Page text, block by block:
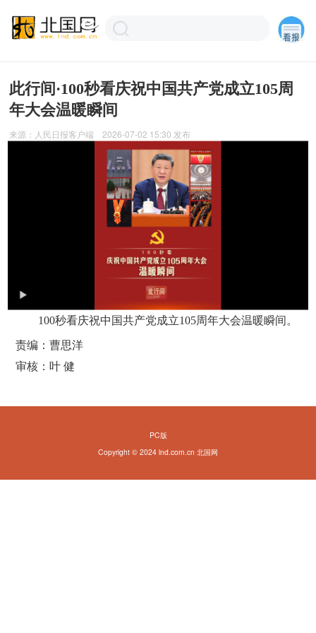
此行间·100秒看庆祝中国共产党成立105周
年大会温暖瞬间
来源： 人民日报客户端 2026-07-02 15:30 发布
100秒看庆祝中国共产党成立105周年大会温暖瞬间。
责编：曹思洋
审核：叶 健
PC版
Copyright © 2024 lnd.com.cn 北国网